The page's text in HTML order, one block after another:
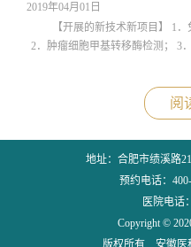
2019年04月01日
【开展的新技术新项目】 1
2．肿瘤细胞甲基转移酶检测； 3
阅
地址：合肥市绩溪路
预约电话：
医院电话
Copyright ©
版权所有 安徽医